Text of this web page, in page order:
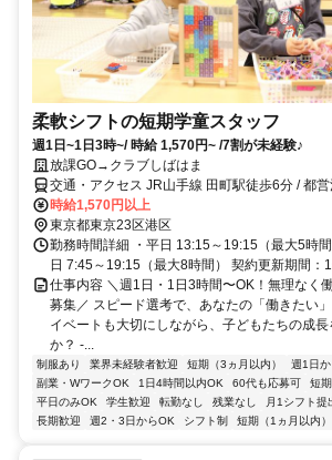
柔軟シフトの短期学童スタッフ
週1日~1日3時~/ 時給 1,570円~ /7割が未経験♪
放課GO→クラブしばはま
交通・アクセス JR山手線 田町駅徒歩6分 / 都
時給1,570円以上
東京都東京23区港区
勤務時間詳細 ・平日 13:15～19:15（最大5時
日 7:45～19:15（最大8時間） 契約更新期間：
仕事内容 ＼週1日・1日3時間〜OK！無理なく
募集／ スピード選考で、あなたの「働きたい
イベートも大切にしながら、子どもたちの成
か？ -...
制服あり 業界未経験者歓迎 短期（3ヵ月以内）
週1日
副業・WワークOK
1日4時間以内OK 60代も応募可 短期
平日のみOK
学生歓迎 転勤なし 残業なし 月1シフト提
長期歓迎
週2・3日からOK シフト制 短期（1ヵ月以内）